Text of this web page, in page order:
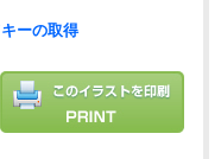
ーの取得